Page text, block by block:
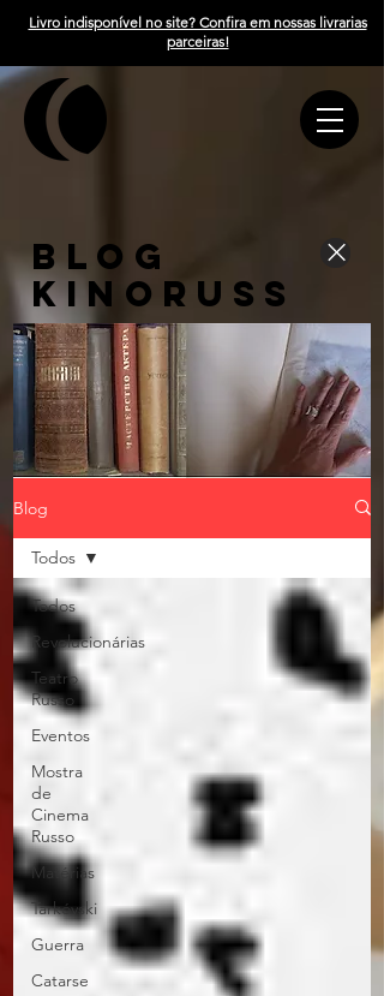
Livro indisponível no site? Confira em nossas livrarias
parceiras!
BLOG
KINORUSS
Blog
Todos
Revolucionárias
Teatro
Russo
Eventos
Mostra
de
Cinema
Russo
Matérias
Tarkóvski
Guerra
Catarse
Todos